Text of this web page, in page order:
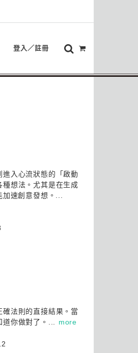
登入／註冊
入心流狀態的「啟動
種想法。尤其是在生成
速創意發想。...
法則的直接結果。當
道你做對了。... more